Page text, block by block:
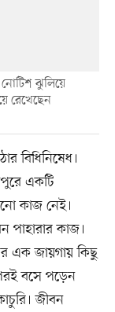
ঝুলিয়ে
রেখেছেন
বিধিনিষেধ।
একটি
কাজ নেই।
পাহারার কাজ।
এক জায়গায় কিছু
বসে পড়েন
জীবন